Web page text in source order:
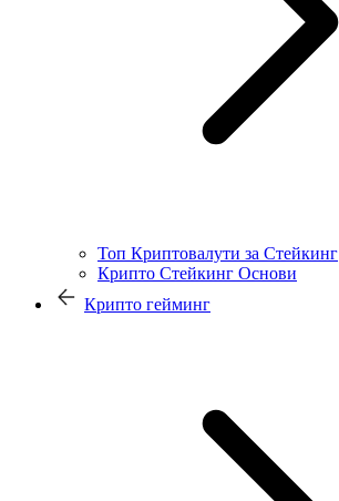
Топ Криптовалути за Стейкинг
Крипто Стейкинг Основи
Крипто гейминг